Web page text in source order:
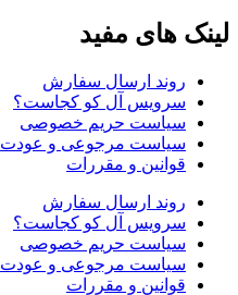
لینک های مفید
روند ارسال سفارش
سرویس آل کو کجاست؟
سیاست حریم خصوصی
سیاست مرجوعی و عودت
قوانین و مقررات
روند ارسال سفارش
سرویس آل کو کجاست؟
سیاست حریم خصوصی
سیاست مرجوعی و عودت
قوانین و مقررات